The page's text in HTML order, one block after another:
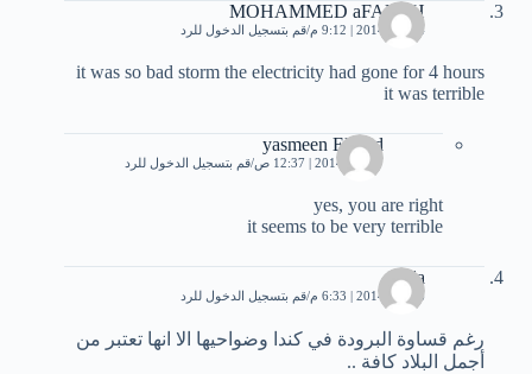
MOHAMMED aFANEH
4 يناير، 2014 | 9:12 م قم بتسجيل الدخول للرد
it was so bad storm the electricity had gone for 4 hours
it was terrible
yasmeen Elsayd
7 يناير، 2014 | 12:37 ص قم بتسجيل الدخول للرد
yes, you are right
it seems to be very terrible
aida
6 يناير، 2014 | 6:33 م قم بتسجيل الدخول للرد
رغم قساوة البرودة في كندا وضواحيها الا انها تعتبر من
أجمل البلاد كافة ..